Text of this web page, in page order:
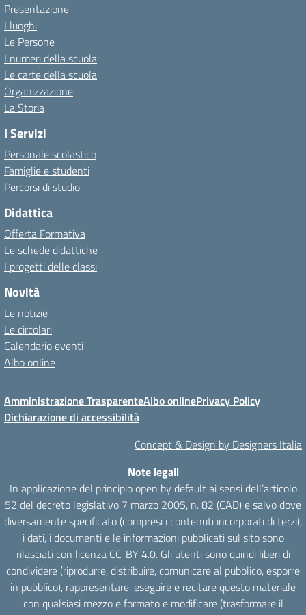
Presentazione
I luoghi
Le Persone
I numeri della scuola
Le carte della scuola
Organizzazione
La Storia
I Servizi
Personale scolastico
Famiglie e studenti
Percorsi di studio
Didattica
Offerta Formativa
Le schede didattiche
I progetti delle classi
Novità
Le notizie
Le circolari
Calendario eventi
Albo online
Amministrazione TrasparenteAlbo onlinePrivacy Policy
Dichiarazione di accessibilità
Concept & Design by Designers Italia
Note legali
In applicazione del principio open by default ai sensi dell’articolo
52 del decreto legislativo 7 marzo 2005, n. 82 (CAD) e salvo dove
diversamente specificato (compresi i contenuti incorporati di terzi),
i dati, i documenti e le informazioni pubblicati sul sito sono
rilasciati con licenza CC-BY 4.0. Gli utenti sono quindi liberi di
condividere (riprodurre, distribuire, comunicare al pubblico, esporre
in pubblico), rappresentare, eseguire e recitare questo materiale
con qualsiasi mezzo e formato e modificare (trasformare il